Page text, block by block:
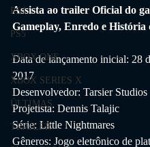
PS4
PS5
XBOX ONE
XBOX SERIES X
ÚLTIMAS
TRAILER
Assista ao trailer Oficial do
Gameplay, Enredo e História
Data de lançamento inicial: 28
2017
Desenvolvedor: Tarsier Studios
Projetista: Dennis Talajic
Série: Little Nightmares
Gêneros: Jogo eletrônico de